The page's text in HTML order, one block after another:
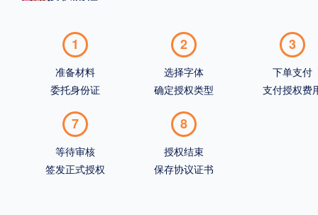
1
准备材料
委托身份证
2
选择字体
确定授权类型
3
下单支付
支付授权费
7
等待审核
签发正式授权
8
授权结束
保存协议证书